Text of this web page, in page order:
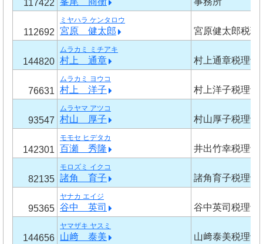
117422
112692
ミヤハラ ケンタロウ
宮原 健太郎 宮原健太郎税理
144820
ムラカミ ミチアキ
村上 通章 村上通章税理士
76631
ムラカミ ヨウコ
村上 洋子 村上洋子税理士
93547
ムラヤマ アツコ
村山 厚子 村山厚子税理士
142301
モモセ ヒデタカ
百瀬 秀隆 井出竹幸税理士
82135
モロズミ イクコ
諸角 育子 諸角育子税理士
95365
ヤナカ エイジ
谷中 英司 谷中英司税理士
144656
ヤマザキ ヤスミ
山﨑 泰美 山﨑泰美税理士